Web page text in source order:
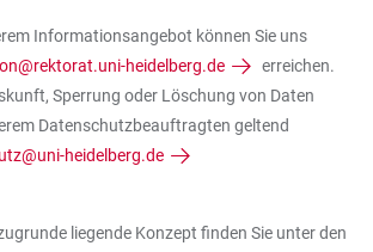
Informationsangebot können Sie uns
heidelberg.de
erreichen.
Sperrung oder Löschung von Daten
Datenschutzbeauftragten geltend
heidelberg.de
liegende Konzept finden Sie unter den